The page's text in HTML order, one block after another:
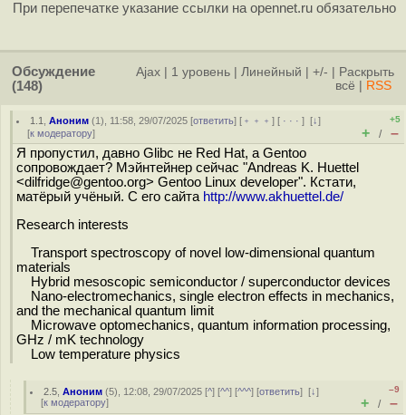
При перепечатке указание ссылки на opennet.ru обязательно
Обсуждение
(148)
Ajax 1 уровень Линейный +/-
Раскрыть
всё
RSS
1.1 ,Аноним (1), 11:58, 29/07/2025 [ответить] [ ﹢﹢﹢] [ · · ·][↓]
[к модератору]
+5
+ / –
Я пропустил, давно Glibc не Red Hat, а Gentoo
сопровождает? Мэйнтейнер сейчас "Andreas K. Huettel
<dilfridge@gentoo.org> Gentoo Linux developer". Кстати,
матёрый учёный. С его сайта http://www.akhuettel.de/
Research interests
Transport spectroscopy of novel low-dimensional quantum
materials
Hybrid mesoscopic semiconductor / superconductor devices
Nano-electromechanics, single electron effects in mechanics,
and the mechanical quantum limit
Microwave optomechanics, quantum information processing,
GHz / mK technology
Low temperature physics
2.5 ,Аноним (5), 12:08, 29/07/2025 [^] [^^] [^^^] [ответить][↓]
[к модератору]
–9
+ / –